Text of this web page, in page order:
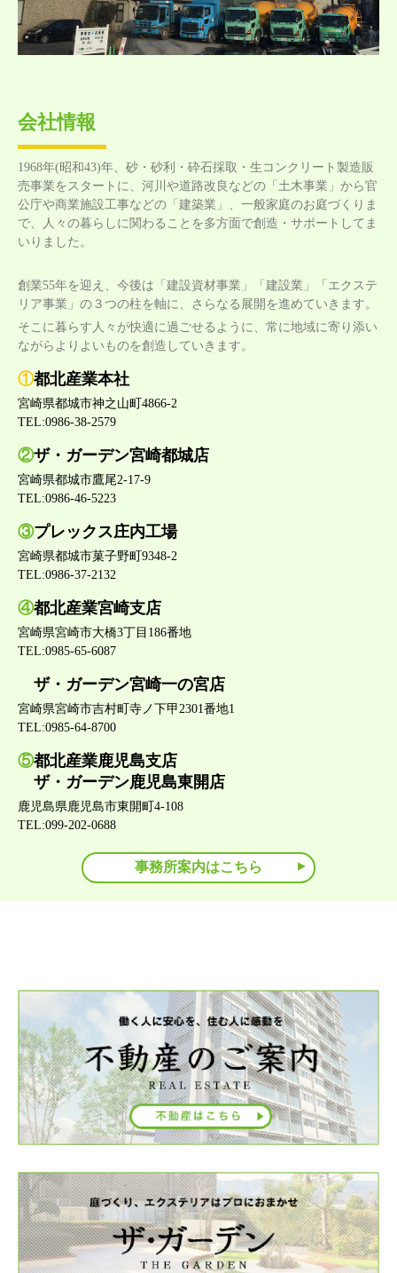
会社情報
1968年(昭和43)年、砂・砂利・砕石採取・生コンクリート製造販
売事業をスタートに、河川や道路改良などの「土木事業」から官
公庁や商業施設工事などの「建築業」、一般家庭のお庭づくりま
で、人々の暮らしに関わることを多方面で創造・サポートしてま
いりました。
創業55年を迎え、今後は「建設資材事業」「建設業」「エクステ
リア事業」の３つの柱を軸に、さらなる展開を進めていきます。
そこに暮らす人々が快適に過ごせるように、常に地域に寄り添い
ながらよりよいものを創造していきます。
①都北産業本社
宮崎県都城市神之山町4866-2
TEL:0986-38-2579
②ザ・ガーデン宮崎都城店
宮崎県都城市鷹尾2-17-9
TEL:0986-46-5223
③プレックス庄内工場
宮崎県都城市菓子野町9348-2
TEL:0986-37-2132
④都北産業宮崎支店
宮崎県宮崎市大橋3丁目186番地
TEL:0985-65-6087
ザ・ガーデン宮崎一の宮店
宮崎県宮崎市吉村町寺ノ下甲2301番地1
TEL:0985-64-8700
⑤都北産業鹿児島支店
ザ・ガーデン鹿児島東開店
鹿児島県鹿児島市東開町4-108
TEL:099-202-0688
事務所案内はこちら